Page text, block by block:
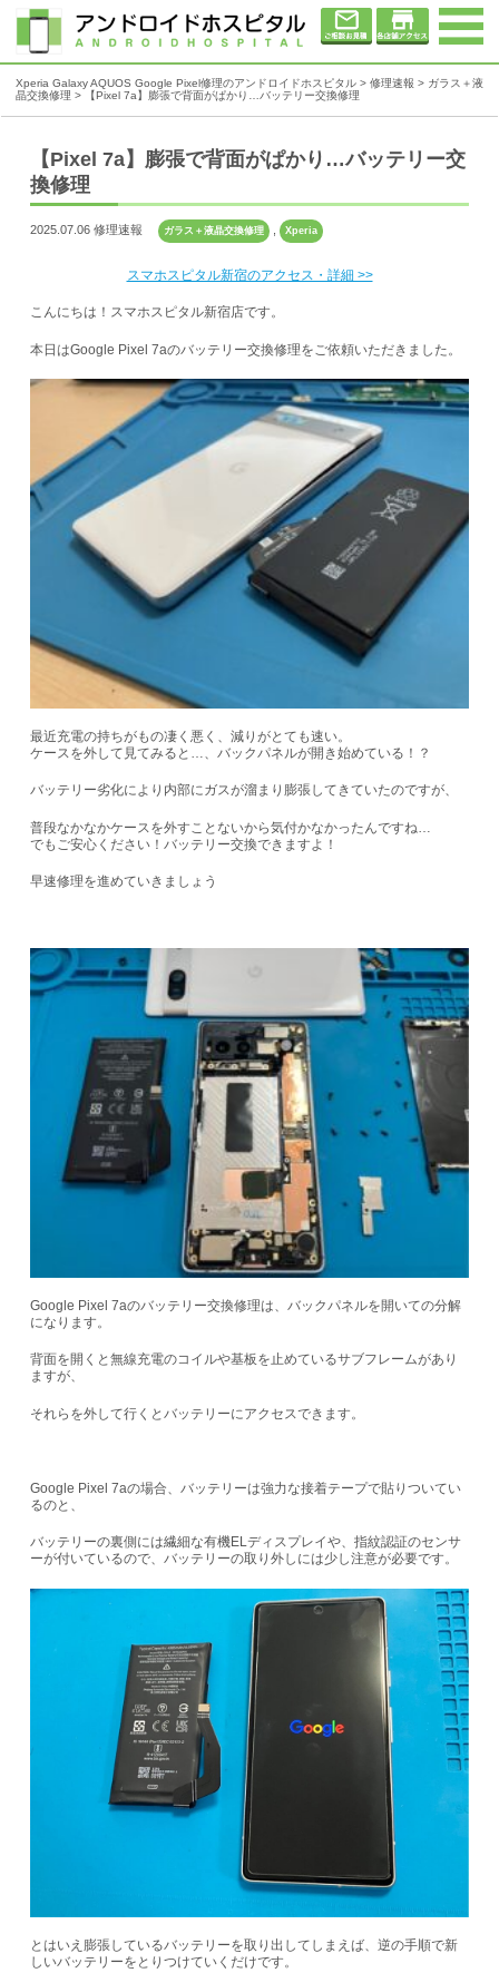
Xperia Galaxy AQUOS Google Pixel修理のアンドロイドホスピタル > 修理速報 > ガラス＋液
晶交換修理 > 【Pixel 7a】膨張で背面がぱかり…バッテリー交換修理
【Pixel 7a】膨張で背面がぱかり…バッテリー交
換修理
2025.07.06 修理速報 ガラス＋液晶交換修理 , Xperia
スマホスピタル新宿のアクセス・詳細 >>
こんにちは！スマホスピタル新宿店です。
本日はGoogle Pixel 7aのバッテリー交換修理をご依頼いただきました。
最近充電の持ちがもの凄く悪く 、減りがとても速い。
ケースを外して見てみると…、バックパネルが開き始めている！？
バッテリー劣化により内部にガスが溜まり膨張してきていたのですが、
普段なかなかケースを外すことないから気付かなかったんですね…
でもご安心ください！バッテリー交換できますよ！
早速修理を進めていきましょう
Google Pixel 7aのバッテリー交換修理は、バックパネルを開いての分解
になります。
背面を開くと無線充電のコイルや基板を止めているサブフレームがあり
ますが、
それらを外して行くとバッテリーにアクセスできます。
Google Pixel 7aの場合、バッテリーは強力な接着テープで貼りついてい
るのと、
バッテリーの裏側には繊細な有機ELディスプレイや、指紋認証のセンサ
ーが付いているので、バッテリーの取り外しには少し注意が必要です。
とはいえ膨張しているバッテリーを取り出してしまえば、逆の手順で新
しいバッテリーをとりつけていくだけです。